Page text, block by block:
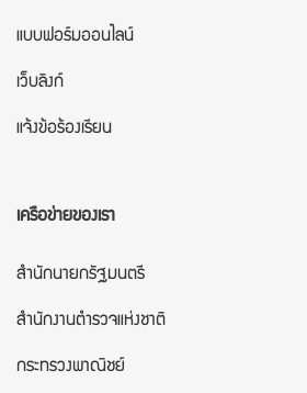
แบบฟอร์มออนไลน์
เว็บลิงก์
แจ้งข้อร้องเรียน
เครือข่ายของเรา
สำนักนายกรัฐมนตรี
สำนักงานตำรวจแห่งชาติ
กระทรวงพาณิชย์